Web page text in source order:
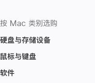
按 Mac 类别选购
硬盘与存储设备
鼠标与键盘
软件